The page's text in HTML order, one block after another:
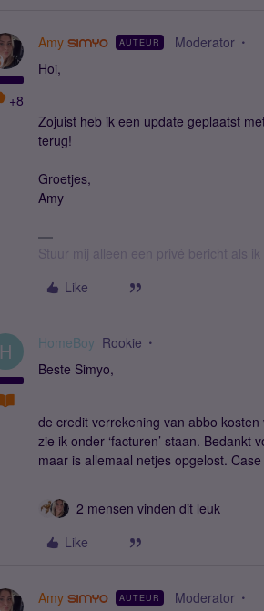
+8
Amy AUTEUR Moderator
Hoi,
Zojuist heb ik een update geplaatst
terug!
Groetjes,
Amy
Stuur mij alleen een privé bericht als
Like
H HomeBoy Rookie
Beste Simyo,
de credit verrekening van abbo
zie ik onder ‘facturen’ staan.
maar is allemaal netjes opgelost.
2 mensen vinden dit leuk
Like
Amy AUTEUR Moderator